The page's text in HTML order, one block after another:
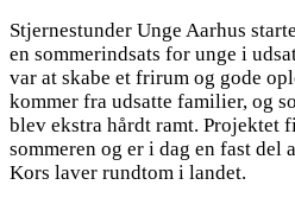
Stjernestunder Unge Aarhus
en sommerindsats for unge i
var at skabe et frirum og gode
kommer fra udsatte familier, og
blev ekstra hårdt ramt.
sommeren og er i dag en fast del
Kors laver rundtom i landet.